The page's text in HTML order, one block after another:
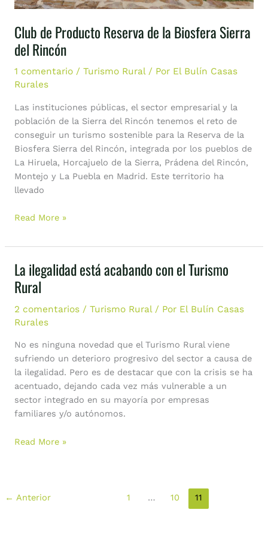
Club de Producto Reserva de la Biosfera Sierra
del Rincón
1 comentario / Turismo Rural/ Por El Bulín Casas
Rurales
Las instituciones públicas, el sector empresarial y la
población de la Sierra del Rincón tenemos el reto de
conseguir un turismo sostenible para la Reserva de la
Biosfera Sierra del Rincón, integrada por los pueblos de
La Hiruela, Horcajuelo de la Sierra, Prádena del Rincón,
Montejo y La Puebla en Madrid. Este territorio ha
llevado
Read More »
La ilegalidad está acabando con el Turismo
Rural
2 comentarios / Turismo Rural/ Por El Bulín Casas
Rurales
No es ninguna novedad que el Turismo Rural viene
sufriendo un deterioro progresivo del sector a causa de
la ilegalidad. Pero es de destacar que con la crisis se ha
acentuado, dejando cada vez más vulnerable a un
sector integrado en su mayoría por empresas
familiares y/o autónomos.
La
ilegalidad
está
acabando
con
Turismo
Rural
Read More »
← Anterior 1 … 10 11